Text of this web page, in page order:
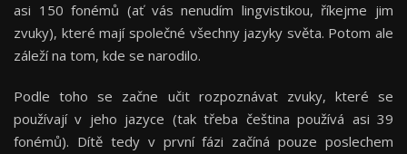
asi 150 fonémů (ať vás nenudím lingvistikou, říkejme jim
zvuky), které mají společné všechny jazyky světa. Potom ale
záleží na tom, kde se narodilo.
Podle toho se začne učit rozpoznávat zvuky, které se
používají v jeho jazyce (tak třeba čeština používá asi 39
fonémů). Dítě tedy v první fázi začíná pouze poslechem